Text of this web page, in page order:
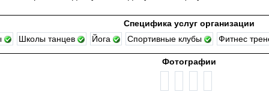
Специфика услуг организации
Школы танцев Йога Спортивные клубы Фитнес
Фотографии